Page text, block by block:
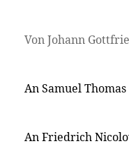
Von Johann
An Samuel
An Friedrich